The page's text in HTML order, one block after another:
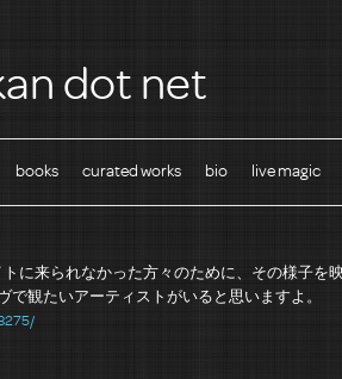
dot net
books curated works bio live magic
に来られなかった方々のために、その様子
観たいアーティストがいると思いますよ。